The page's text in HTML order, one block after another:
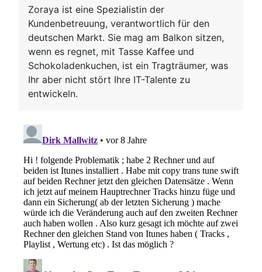
Zoraya ist eine Spezialistin der
Kundenbetreuung, verantwortlich für den
deutschen Markt. Sie mag am Balkon sitzen,
wenn es regnet, mit Tasse Kaffee und
Schokoladenkuchen, ist ein Tragträumer, was
Ihr aber nicht stört Ihre IT-Talente zu
entwickeln.